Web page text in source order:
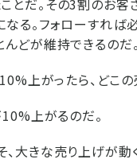
とだ。その3割のお
なる。フォローすれ
どが維持できるのだ。
上がったら、どこ
上がるのだ。
大きな売り上げが動